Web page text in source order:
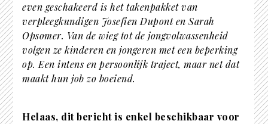
even geschakeerd is het takenpakket van
verpleegkundigen Josefien Dupont en Sarah
Opsomer. Van de wieg tot de jongvolwassenheid
volgen ze kinderen en jongeren met een beperking
op. Een intens en persoonlijk traject, maar net dat
maakt hun job zo boeiend.
Helaas, dit bericht is enkel beschikbaar voor